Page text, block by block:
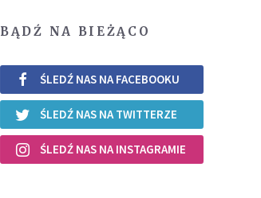
BĄDŹ NA BIEŻĄCO
ŚLEDŹ NAS NA FACEBOOKU
ŚLEDŹ NAS NA TWITTERZE
ŚLEDŹ NAS NA INSTAGRAMIE